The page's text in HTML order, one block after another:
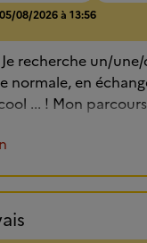
08/2026 à 13:56
recherche un/
normale, en
... ! Mon